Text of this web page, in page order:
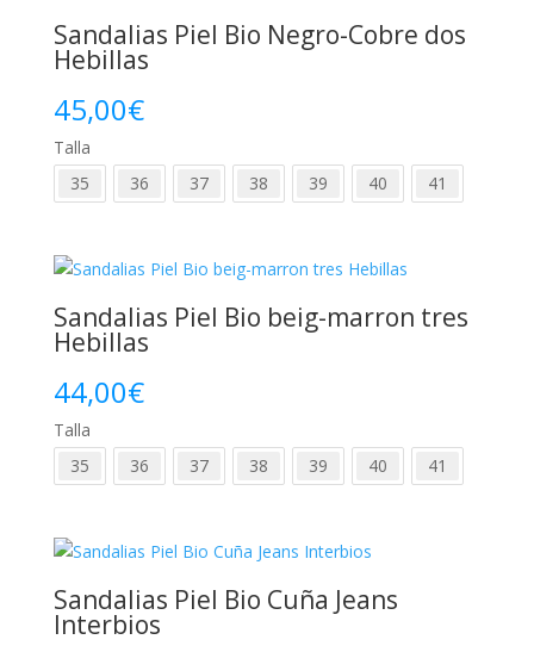
Sandalias Piel Bio Negro-Cobre dos
Hebillas
45,00€
Talla
35
36 37 38 39 40 41
Sandalias Piel Bio beig-marron tres
Hebillas
44,00€
Talla
35
36 37 38 39 40 41
Sandalias Piel Bio Cuña Jeans
Interbios